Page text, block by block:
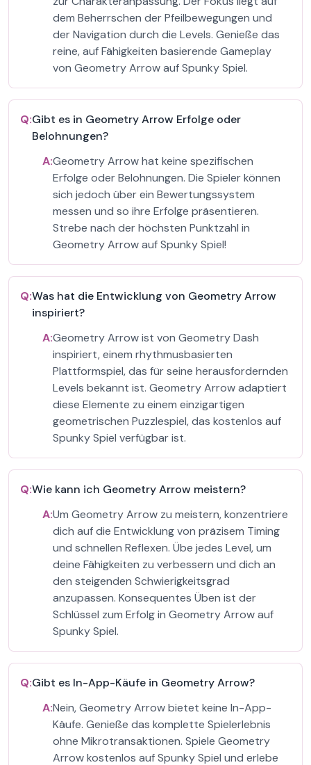
dem Beherrschen der Pfeilbewegungen und
der Navigation durch die Levels. Genieße das
reine, auf Fähigkeiten basierende Gameplay
von Geometry Arrow auf Spunky Spiel.
Q:Gibt es in Geometry Arrow Erfolge oder
Belohnungen?
A:Geometry Arrow hat keine spezifischen
Erfolge oder Belohnungen. Die Spieler können
sich jedoch über ein Bewertungssystem
messen und so ihre Erfolge präsentieren.
Strebe nach der höchsten Punktzahl in
Geometry Arrow auf Spunky Spiel!
Q:Was hat die Entwicklung von Geometry Arrow
inspiriert?
A:Geometry Arrow ist von Geometry Dash
inspiriert, einem rhythmusbasierten
Plattformspiel, das für seine herausfordernden
Levels bekannt ist. Geometry Arrow adaptiert
diese Elemente zu einem einzigartigen
geometrischen Puzzlespiel, das kostenlos auf
Spunky Spiel verfügbar ist.
Q:Wie kann ich Geometry Arrow meistern?
A:Um Geometry Arrow zu meistern, konzentriere
dich auf die Entwicklung von präzisem Timing
und schnellen Reflexen. Übe jedes Level, um
deine Fähigkeiten zu verbessern und dich an
den steigenden Schwierigkeitsgrad
anzupassen. Konsequentes Üben ist der
Schlüssel zum Erfolg in Geometry Arrow auf
Spunky Spiel.
Q:Gibt es In-App-Käufe in Geometry Arrow?
A:Nein, Geometry Arrow bietet keine In-App-
Käufe. Genieße das komplette Spielerlebnis
ohne Mikrotransaktionen. Spiele Geometry
Arrow kostenlos auf Spunky Spiel und erlebe